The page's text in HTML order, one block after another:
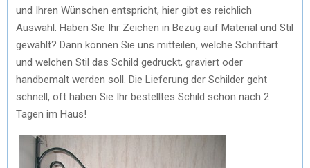
und Ihren Wünschen entspricht, hier gibt es reichlich
Auswahl. Haben Sie Ihr Zeichen in Bezug auf Material und Stil
gewählt? Dann können Sie uns mitteilen, welche Schriftart
und welchen Stil das Schild gedruckt, graviert oder
handbemalt werden soll. Die Lieferung der Schilder geht
schnell, oft haben Sie Ihr bestelltes Schild schon nach 2
Tagen im Haus!